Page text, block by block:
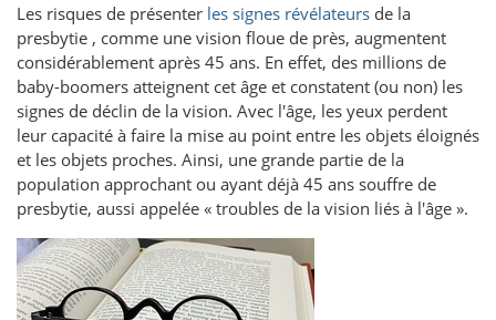
Les risques de présenter les signes révélateurs de la
presbytie , comme une vision floue de près, augmentent
considérablement après 45 ans. En effet, des millions de
baby-boomers atteignent cet âge et constatent (ou non) les
signes de déclin de la vision. Avec l'âge, les yeux perdent
leur capacité à faire la mise au point entre les objets éloignés
et les objets proches. Ainsi, une grande partie de la
population approchant ou ayant déjà 45 ans souffre de
presbytie, aussi appelée « troubles de la vision liés à l'âge ».